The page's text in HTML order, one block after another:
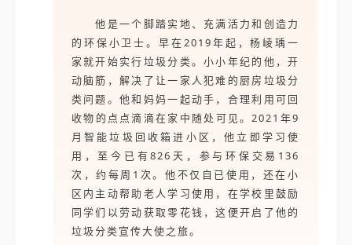
他是一个脚踏实地、充满活力和创造力
的环保小卫士。早在2019年起，杨崚瑀一
家就开始实行垃圾分类。小小年纪的他，开
动脑筋，解决了让一家人犯难的厨房垃圾分
类问题。他和妈妈一起动手，合理利用可回
收物的点点滴滴在家中随处可见。2021年9
月智能垃圾回收箱进小区，他立即学习使
用，至今已有826天，参与环保交易136
次，约每周1次。他不仅自已使用，还在小
区内主动帮助老人学习使用，在学校里鼓励
同学们以劳动获取零花钱，这便开启了他的
垃圾分类宣传大使之旅。